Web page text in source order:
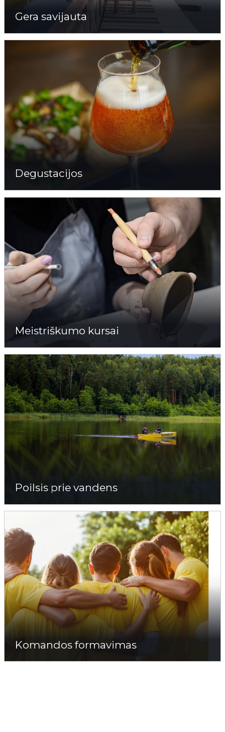
Gera savijauta
Degustacijos
Meistriškumo kursai
Poilsis prie vandens
Komandos formavimas